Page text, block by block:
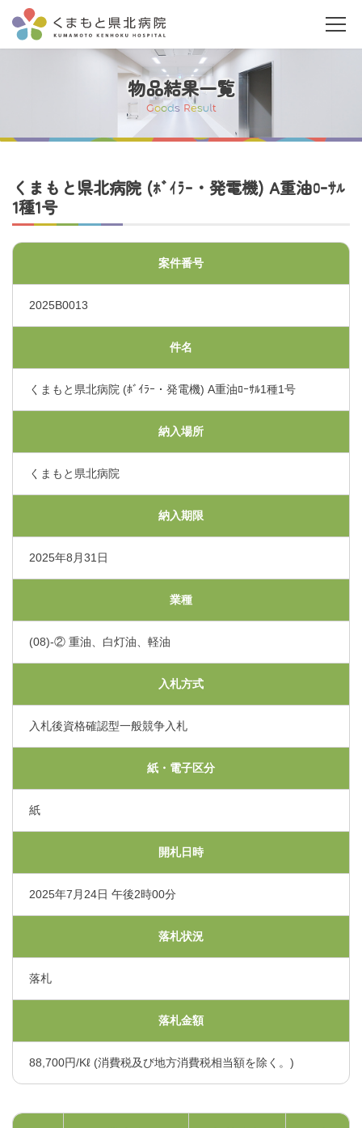
物品結果一覧
Goods Result
くまもと県北病院 (ﾎﾞｲﾗｰ・発電機) A重油ﾛｰｻﾙ
1種1号
案件番号
2025B0013
件名
くまもと県北病院 (ﾎﾞｲﾗｰ・発電機) A重油ﾛｰｻﾙ1種1号
納入場所
くまもと県北病院
納入期限
2025年8月31日
業種
(08)-② 重油、白灯油、軽油
入札方式
入札後資格確認型一般競争入札
紙・電子区分
紙
開札日時
2025年7月24日 午後2時00分
落札状況
落札
落札金額
88,700円/Kℓ (消費税及び地方消費税相当額を除く。)
当院について
診療科・部門案内
医療関係者の皆さまへ
交通アクセス
お問い合わせ
〒865-0005 熊本県玉名市玉名550番地
0968-73-5000
プライバシーポリシー
くまもと県北病院会議室等使用規則（pdf）